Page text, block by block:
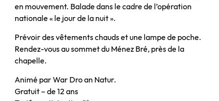
en mouvement. Balade dans le cadre de l’opération
nationale « le jour de la nuit ».
Prévoir des vêtements chauds et une lampe de poche.
Rendez-vous au sommet du Ménez Bré, près de la
chapelle.
Animé par War Dro an Natur.
Gratuit – de 12 ans